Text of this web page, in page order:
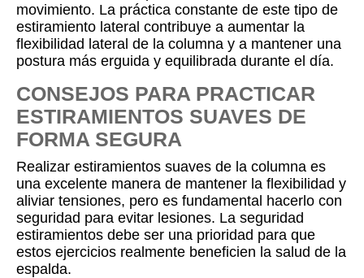
movimiento. La práctica constante de este tipo de
estiramiento lateral contribuye a aumentar la
flexibilidad lateral de la columna y a mantener una
postura más erguida y equilibrada durante el día.
CONSEJOS PARA PRACTICAR
ESTIRAMIENTOS SUAVES DE
FORMA SEGURA
Realizar estiramientos suaves de la columna es
una excelente manera de mantener la flexibilidad y
aliviar tensiones, pero es fundamental hacerlo con
seguridad para evitar lesiones. La seguridad
estiramientos debe ser una prioridad para que
estos ejercicios realmente beneficien la salud de la
espalda.